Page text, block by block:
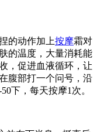
的动作加上按摩霜对
的温度，大量消耗能
，促进血液循环，让
腹部打一个问号，沿
下，每天按摩1次。